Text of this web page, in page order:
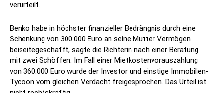
verurteilt.
Benko habe in höchster finanzieller Bedrängnis durch eine
Schenkung von 300.000 Euro an seine Mutter Vermögen
beiseitegeschafft, sagte die Richterin nach einer Beratung
mit zwei Schöffen. Im Fall einer Mietkostenvorauszahlung
von 360.000 Euro wurde der Investor und einstige Immobilien-
Tycoon vom gleichen Verdacht freigesprochen. Das Urteil ist